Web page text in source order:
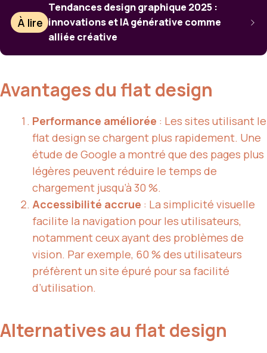
À lire
Tendances design graphique 2025 :
innovations et IA générative comme
alliée créative
Avantages du flat design
Performance améliorée : Les sites utilisant le
flat design se chargent plus rapidement. Une
étude de Google a montré que des pages plus
légères peuvent réduire le temps de
chargement jusqu’à 30 %.
Accessibilité accrue : La simplicité visuelle
facilite la navigation pour les utilisateurs,
notamment ceux ayant des problèmes de
vision. Par exemple, 60 % des utilisateurs
préfèrent un site épuré pour sa facilité
d’utilisation.
Alternatives au flat design